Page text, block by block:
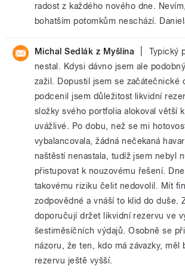
radost z každého nového dne.
bohatším potomkům neschází.
Michal Sedlák z Myšlína
Typický
nestal. Kdysi dávno jsem ale
zažil. Dopustil jsem se začátečnické
podcenil jsem důležitost likvidní
složky svého portfolia alokoval větší
uvážlivé. Po dobu, než se mi
vybalancovala, žádná nečekaná
naštěstí nenastala, tudíž jsem nebyl
přistupovat k nouzovému řešení.
takovému riziku čelit nedovolil. Mít
zodpovědné a vnáší to klid do duše.
doporučují držet likvidní rezervu ve
šestiměsíčních výdajů. Osobně se
názoru, že ten, kdo má závazky, měl
rezervu ještě vyšší.